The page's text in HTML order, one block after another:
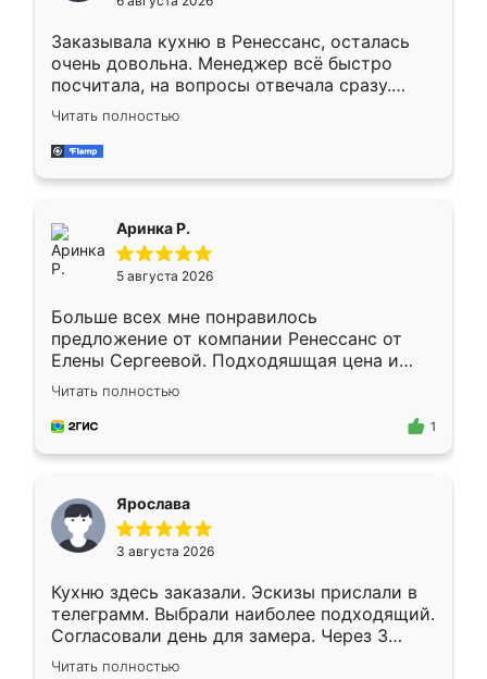
мебели буду заказывать только здесь.
Заказывала кухню в Ренессанс, осталась
очень довольна. Менеджер всё быстро
посчитала, на вопросы отвечала сразу.
Замерщик приехал в субботу, подошёл к
делу со всей ответственностью. Собрали
за день, ребята работали аккуратно, даже
Читать полностью
Аринка Р.
5 августа 2026
Больше всех мне понравилось
предложение от компании Ренессанс от
Елены Сергеевой. Подходяшщая цена и
короткие сроки изготовления. Приехавший
для замера сотрудник Владислав
предложил по моему эскизу самый
Читать полностью
1
Ярослава
3 августа 2026
Кухню здесь заказали. Эскизы прислали в
телеграмм. Выбрали наиболее подходящий.
Согласовали день для замера. Через 3
недели кухня была уже готова. Остались
Читать полностью